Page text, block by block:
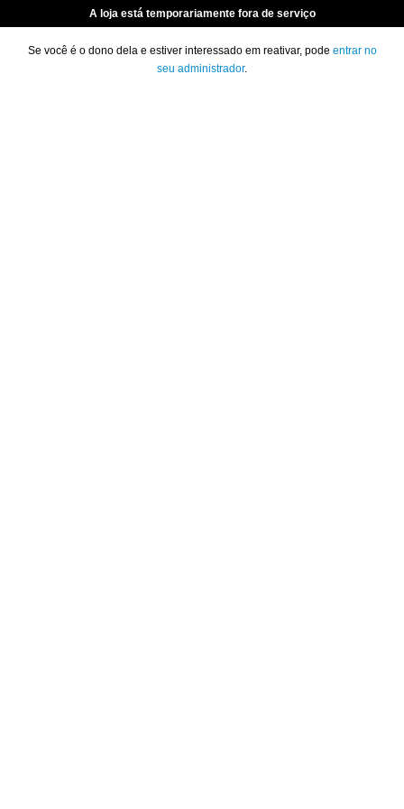
A loja está temporariamente fora de serviço
Se você é o dono dela e estiver interessado em reativar, pode entrar no
seu administrador.